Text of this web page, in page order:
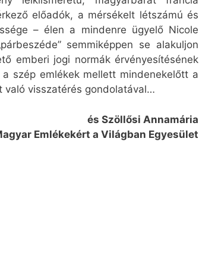
előadók, a mérsékelt létszámú és
– élen a mindenre ügyelő Nicole
semmiképpen se alakuljon
emberi jogi normák érvényesítésének
szép emlékek mellett mindenekelőtt a
való visszatérés gondolatával…
és Szöllősi Annamária
Emlékekért a Világban Egyesület